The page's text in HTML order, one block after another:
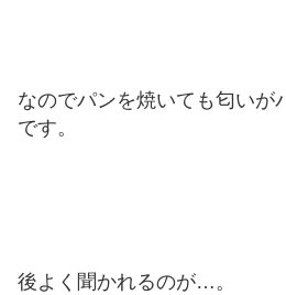
なのでパンを焼いても匂いが
です。
後よく聞かれるのが…。